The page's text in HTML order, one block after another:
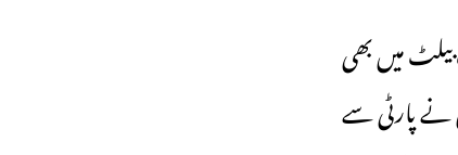
میں بھی
نے پارٹی سے